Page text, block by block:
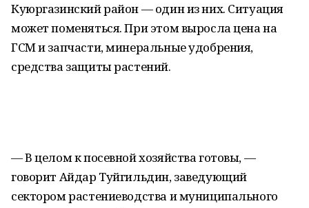
Куюргазинский район — один из них. Ситуация
может поменяться. При этом выросла цена на
ГСМ и запчасти, минеральные удобрения,
средства защиты растений.
— В целом к посевной хозяйства готовы, —
говорит Айдар Туйгильдин, заведующий
сектором растениеводства и муниципального